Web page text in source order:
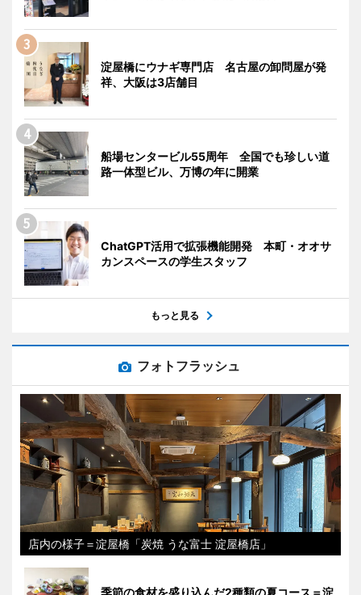
淀屋橋にウナギ専門店 名古屋の卸問屋が発
祥、大阪は3店舗目
船場センタービル55周年 全国でも珍しい道
路一体型ビル、万博の年に開業
ChatGPT活用で拡張機能開発 本町・オオサ
カンスペースの学生スタッフ
もっと見る
フォトフラッシュ
店内の様子＝淀屋橋「炭焼 うな富士 淀屋橋店」
季節の食材を盛り込んだ2種類の夏コース＝淀